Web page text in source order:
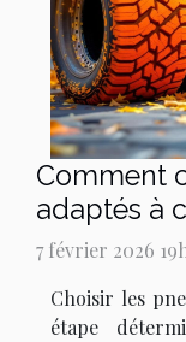
Comment
adaptés à
7 février 2026
Choisir les
étape